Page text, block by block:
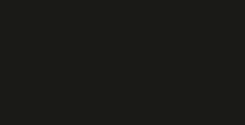
o FogãoNET
gols com bola rolando e